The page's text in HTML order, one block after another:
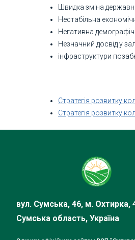
Швидка зміна
Нестабільна
Негативна
Незначний досвід у
інфраструктури
Стратегія розвитку
Стратегія розвитку
вул. Сумська, 46, м. Охтирка,
Сумська область, Україна